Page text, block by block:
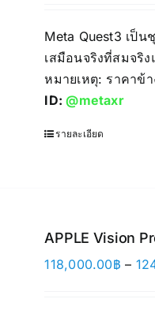
Meta Quest3 เป็
เสมือนจริงที่สมจริ
หมายเหตุ: ราคาข้
ID:@metaxr
รายละเอียด
APPLE Vision
118,000.00฿ –